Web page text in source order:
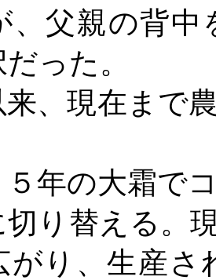
、父親の背
った。
、現在まで
年の大霜で
切り替える。
がり、生産